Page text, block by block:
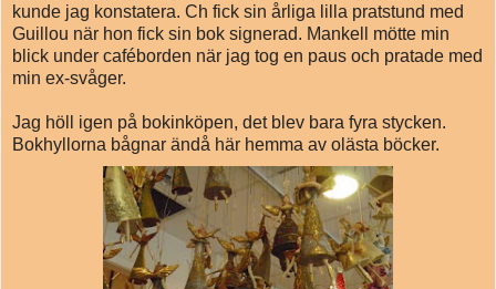
kunde jag konstatera. Ch fick sin årliga lilla pratstund med
Guillou när hon fick sin bok signerad. Mankell mötte min
blick under caféborden när jag tog en paus och pratade med
min ex-svåger.
Jag höll igen på bokinköpen, det blev bara fyra stycken.
Bokhyllorna bågnar ändå här hemma av olästa böcker.